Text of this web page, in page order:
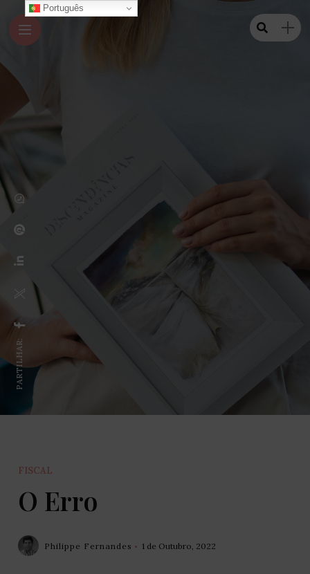
PARTILHAR:
FISCAL
O Erro
Philippe Fernandes 1 de Outubro, 2022
Português